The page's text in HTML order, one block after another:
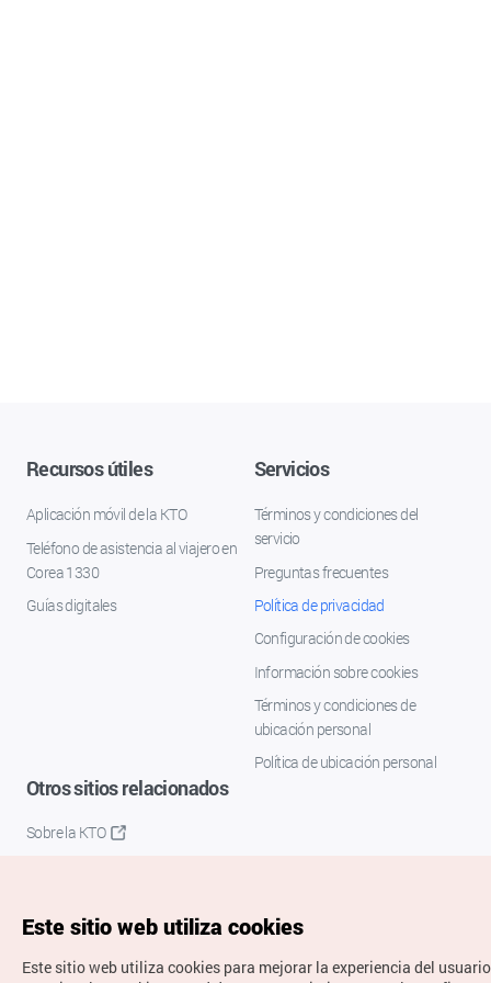
Recursos útiles
Aplicación móvil de la KTO
Teléfono de asistencia al viajero en
Corea 1330
Guías digitales
Servicios
Términos y condiciones del
servicio
Preguntas frecuentes
Política de privacidad
Configuración de cookies
Información sobre cookies
Términos y condiciones de
ubicación personal
Política de ubicación personal
Otros sitios relacionados
Sobre la KTO
Este sitio web utiliza cookies
Este sitio web utiliza cookies para mejorar la experiencia del